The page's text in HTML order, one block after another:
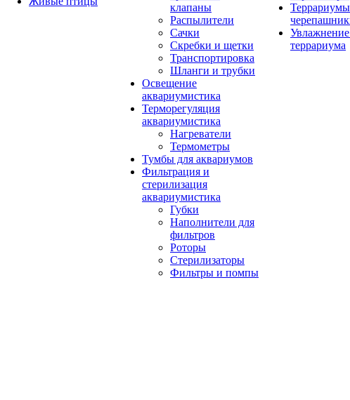
клапаны
Распылители
Сачки
Скребки и щетки
Транспортировка
Шланги и трубки
Освещение
аквариумистика
Терморегуляция
аквариумистика
Нагреватели
Термометры
Тумбы для аквариумов
Фильтрация и
стерилизация
аквариумистика
Губки
Наполнители для
фильтров
Роторы
Стерилизаторы
Фильтры и помпы
террариума